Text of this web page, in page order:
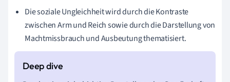
Die soziale Ungleichheit wird durch die Kontraste
zwischen Arm und Reich sowie durch die Darstellung von
Machtmissbrauch und Ausbeutung thematisiert.